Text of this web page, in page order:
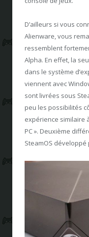
D’ailleurs si vous
Alienware, vous
ressemblent
Alpha. En effet, la
dans le système
viennent avec
sont livrées sous
peu les possibilités
expérience similaire
PC ». Deuxième
SteamOS développé